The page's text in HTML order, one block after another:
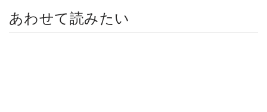
あわせて読みたい